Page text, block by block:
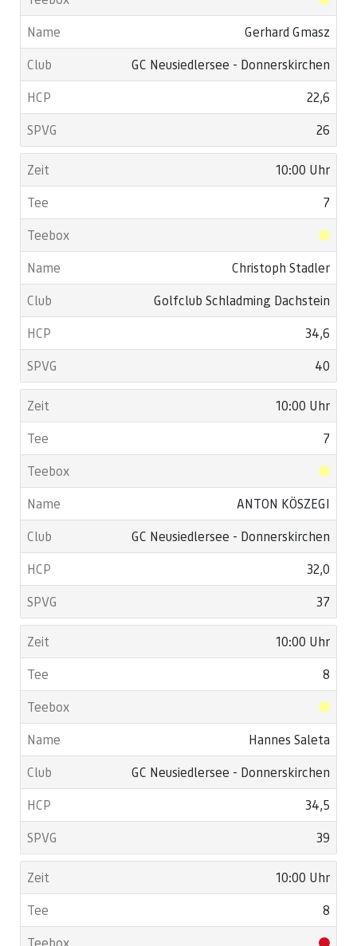
Gerhard Gmasz
GC Neusiedlersee - Donnerskirchen
22,6
26
10:00 Uhr
7
Christoph Stadler
Golfclub Schladming Dachstein
34,6
40
10:00 Uhr
7
ANTON KÖSZEGI
GC Neusiedlersee - Donnerskirchen
32,0
37
10:00 Uhr
8
Hannes Saleta
GC Neusiedlersee - Donnerskirchen
34,5
39
10:00 Uhr
8